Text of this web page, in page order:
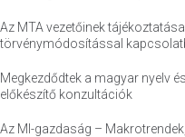
Az MTA vezetőinek
törvénymódosítással
Megkezdődtek a magyar nyelv
előkészítő konzultációk
Az MI-gazdaság –